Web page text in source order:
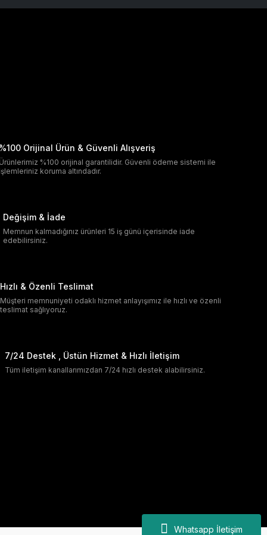
Whatsapp İletişim
%100 Orijinal Ürün & Güvenli Alışveriş
Ürünlerimiz %100 orijinal garantilidir. Güvenli ödeme sistemi ile
işlemleriniz koruma altındadır.
Değişim & İade
Memnun kalmadığınız ürünleri 15 iş günü içerisinde iade
edebilirsiniz.
Hızlı & Özenli Teslimat
Müşteri memnuniyeti odaklı hizmet anlayışımız ile hızlı ve özenli
teslimat sağlıyoruz.
7/24 Destek , Üstün Hizmet & Hızlı İletişim
Tüm iletişim kanallarımızdan 7/24 hızlı destek alabilirsiniz.